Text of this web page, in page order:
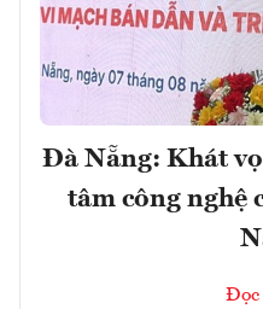
Đà Nẵng: Khát
tâm công nghệ
Đọc